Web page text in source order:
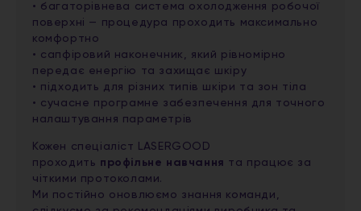
• багаторівнева система охолодження робочої
поверхні — процедура проходить максимально
комфортно
• сапфіровий наконечник, який рівномірно
передає енергію та захищає шкіру
• підходить для різних типів шкіри та зон тіла
• сучасне програмне забезпечення для точного
налаштування параметрів
Кожен спеціаліст LASERGOOD
проходить профільне навчання та працює за
чіткими протоколами.
Ми постійно оновлюємо знання команди,